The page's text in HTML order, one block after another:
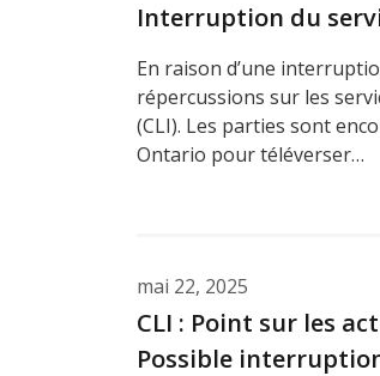
Interruption du
En raison d’une
répercussions sur les
(CLI). Les parties sont
Ontario pour téléverser…
mai 22, 2025
CLI : Point sur les
Possible